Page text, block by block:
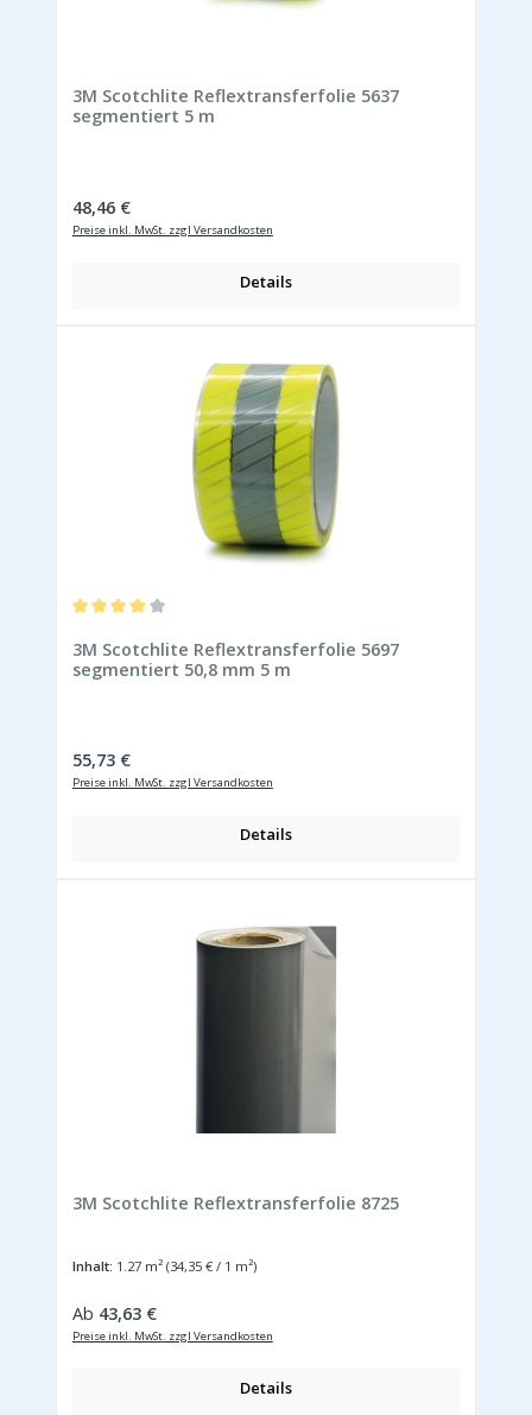
3M Scotchlite Reflextransferfolie 5637
segmentiert 5 m
Regulärer Preis:
48,46 €
Preise inkl. MwSt. zzgl Versandkosten
Details
3M Scotchlite Reflextransferfolie 5697
segmentiert 50,8 mm 5 m
Regulärer Preis:
55,73 €
Preise inkl. MwSt. zzgl Versandkosten
Details
3M Scotchlite Reflextransferfolie 8725
Inhalt: 1.27 m² (34,35 € / 1 m²)
Regulärer Preis:
Ab 43,63 €
Preise inkl. MwSt. zzgl Versandkosten
Details